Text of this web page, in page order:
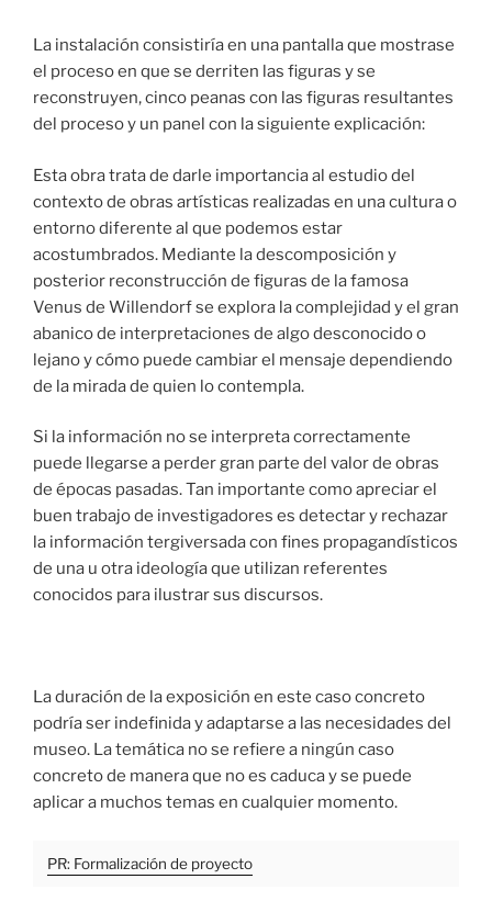
La instalación consistiría en una pantalla que mostrase
el proceso en que se derriten las figuras y se
reconstruyen, cinco peanas con las figuras resultantes
del proceso y un panel con la siguiente explicación:
Esta obra trata de darle importancia al estudio del
contexto de obras artísticas realizadas en una cultura o
entorno diferente al que podemos estar
acostumbrados. Mediante la descomposición y
posterior reconstrucción de figuras de la famosa
Venus de Willendorf se explora la complejidad y el gran
abanico de interpretaciones de algo desconocido o
lejano y cómo puede cambiar el mensaje dependiendo
de la mirada de quien lo contempla.
Si la información no se interpreta correctamente
puede llegarse a perder gran parte del valor de obras
de épocas pasadas. Tan importante como apreciar el
buen trabajo de investigadores es detectar y rechazar
la información tergiversada con fines propagandísticos
de una u otra ideología que utilizan referentes
conocidos para ilustrar sus discursos.
La duración de la exposición en este caso concreto
podría ser indefinida y adaptarse a las necesidades del
museo. La temática no se refiere a ningún caso
concreto de manera que no es caduca y se puede
aplicar a muchos temas en cualquier momento.
PR: Formalización de proyecto